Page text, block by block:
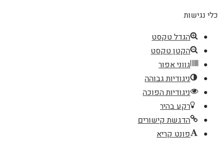
כלי נגישות
הגדל טקסט
הקטן טקסט
גווני אפור
ניגודיות גבוהה
ניגודיות הפוכה
רקע בהיר
הדגשת קישורים
פונט קריא